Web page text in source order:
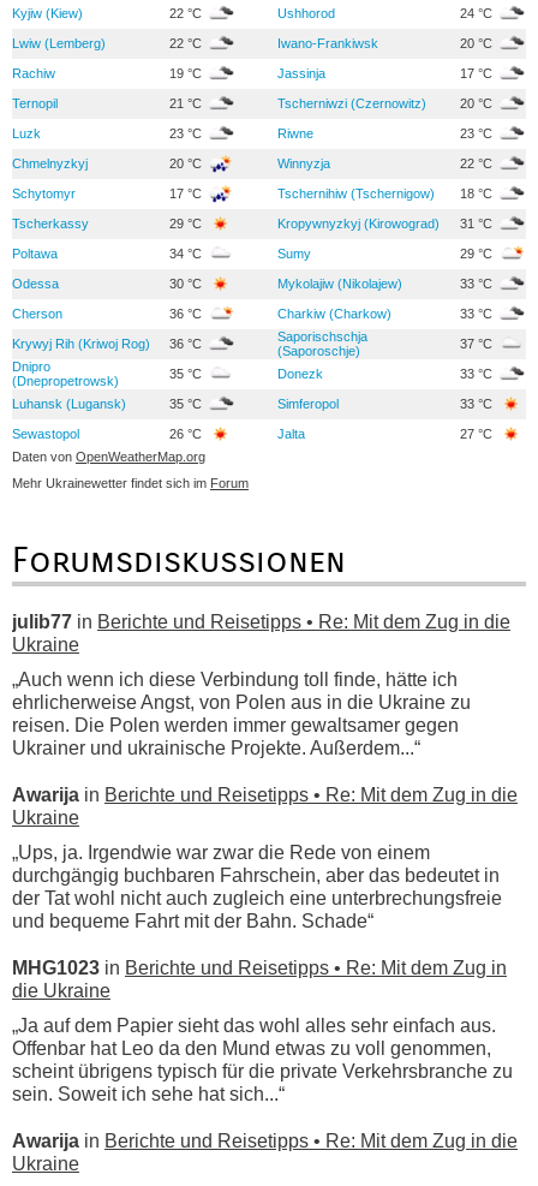
Kyjiw (Kiew)
22 °C Ushhorod 24 °C
Lwiw (Lemberg) 22 °C Iwano-Frankiwsk 20 °C
Rachiw 19 °C Jassinja 17 °C
Ternopil 21 °C Tscherniwzi (Czernowitz) 20 °C
Luzk 23 °C Riwne 23 °C
Chmelnyzkyj 20 °C Winnyzja 22 °C
Schytomyr 17 °C Tschernihiw (Tschernigow) 18 °C
Tscherkassy 29 °C Kropywnyzkyj (Kirowograd) 31 °C
Poltawa 34 °C Sumy 29 °C
Odessa 30 °C Mykolajiw (Nikolajew) 33 °C
Cherson 36 °C Charkiw (Charkow) 33 °C
Krywyj Rih (Kriwoj Rog) 36 °C
Saporischschja
(Saporoschje)
37 °C
Dnipro
(Dnepropetrowsk)
35 °C Donezk 33 °C
Luhansk (Lugansk) 35 °C Simferopol 33 °C
Sewastopol 26 °C Jalta
27 °C
Daten von OpenWeatherMap.org
Mehr Ukrainewetter findet sich im Forum
Forumsdiskussionen
julib77 in Berichte und Reisetipps • Re: Mit dem Zug in die
Ukraine
„Auch wenn ich diese Verbindung toll finde, hätte ich
ehrlicherweise Angst, von Polen aus in die Ukraine zu
reisen. Die Polen werden immer gewaltsamer gegen
Ukrainer und ukrainische Projekte. Außerdem...“
Awarija in Berichte und Reisetipps • Re: Mit dem Zug in die
Ukraine
„Ups, ja. Irgendwie war zwar die Rede von einem
durchgängig buchbaren Fahrschein, aber das bedeutet in
der Tat wohl nicht auch zugleich eine unterbrechungsfreie
und bequeme Fahrt mit der Bahn. Schade“
MHG1023 in Berichte und Reisetipps • Re: Mit dem Zug in
die Ukraine
„Ja auf dem Papier sieht das wohl alles sehr einfach aus.
Offenbar hat Leo da den Mund etwas zu voll genommen,
scheint übrigens typisch für die private Verkehrsbranche zu
sein. Soweit ich sehe hat sich...“
Awarija in Berichte und Reisetipps • Re: Mit dem Zug in die
Ukraine